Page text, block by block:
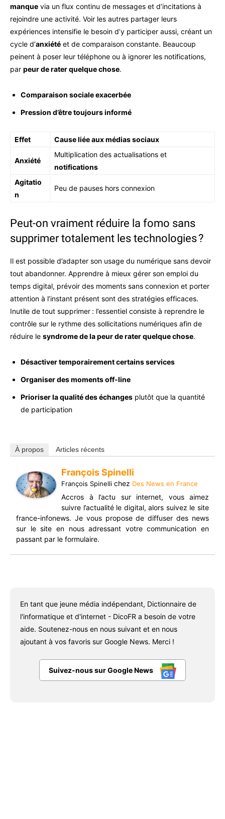
manque via un flux continu de messages et d’incitations à
rejoindre une activité. Voir les autres partager leurs
expériences intensifie le besoin d’y participer aussi, créant un
cycle d’anxiété et de comparaison constante. Beaucoup
peinent à poser leur téléphone ou à ignorer les notifications,
par peur de rater quelque chose.
Comparaison sociale exacerbée
Pression d’être toujours informé
Effet Cause liée aux médias sociaux
Anxiété
Multiplication des actualisations et
notifications
Agitatio
n
Peu de pauses hors connexion
Peut-on vraiment réduire la fomo sans
supprimer totalement les technologies ?
Il est possible d’adapter son usage du numérique sans devoir
tout abandonner. Apprendre à mieux gérer son emploi du
temps digital, prévoir des moments sans connexion et porter
attention à l’instant présent sont des stratégies efficaces.
Inutile de tout supprimer : l’essentiel consiste à reprendre le
contrôle sur le rythme des sollicitations numériques afin de
réduire le syndrome de la peur de rater quelque chose.
Désactiver temporairement certains services
Organiser des moments off-line
Prioriser la qualité des échanges plutôt que la quantité
de participation
À propos Articles récents
François Spinelli
François Spinelli chez Des News en France
Accros à l’actu sur internet, vous aimez
suivre l’actualité le digital, alors suivez le site
france-infonews. Je vous propose de diffuser des news
sur le site en nous adressant votre communication en
passant par le formulaire.
En tant que jeune média indépendant, Dictionnaire de
l'informatique et d'internet - DicoFR a besoin de votre
aide. Soutenez-nous en nous suivant et en nous
ajoutant à vos favoris sur Google News. Merci !
Suivez-nous sur Google News